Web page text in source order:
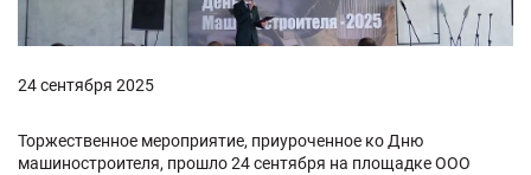
24 сентября 2025
Торжественное мероприятие, приуроченное ко Дню
машиностроителя, прошло 24 сентября на площадке ООО